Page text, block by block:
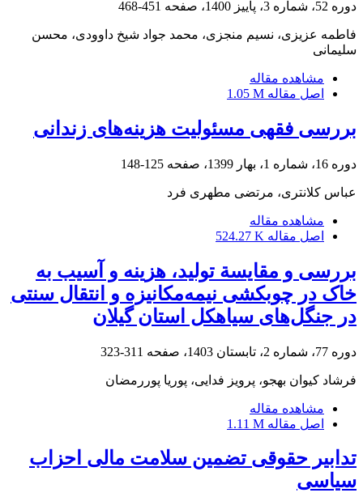
دوره 52، شماره 3، پاییز 1400، صفحه 451-468
فاطمه عزیزی، نسیم منجزی، محمد جواد شیخ داوودی، محسن
سلیمانی
مشاهده مقاله
اصل مقاله 1.05 M
بررسی فقهی مسئولیت هزینه‌های زندانی
دوره 16، شماره 1، بهار 1399، صفحه 125-148
عباس کلانتری، مرتضی مطهری فرد
مشاهده مقاله
اصل مقاله 524.27 K
بررسی و مقایسة تولید، هزینه و آسیب به
خاک در چوبکشی نیمه‌مکانیزه و انتقال سنتی
در جنگل‌های سیاهکل استان گیلان
دوره 77، شماره 2، تابستان 1403، صفحه 311-323
فرشاد کیوان بهجو، پرویز فدایی، پوریا پوررمضان
مشاهده مقاله
اصل مقاله 1.11 M
تدابیر حقوقی تضمین سلامت مالی احزاب
سیاسی